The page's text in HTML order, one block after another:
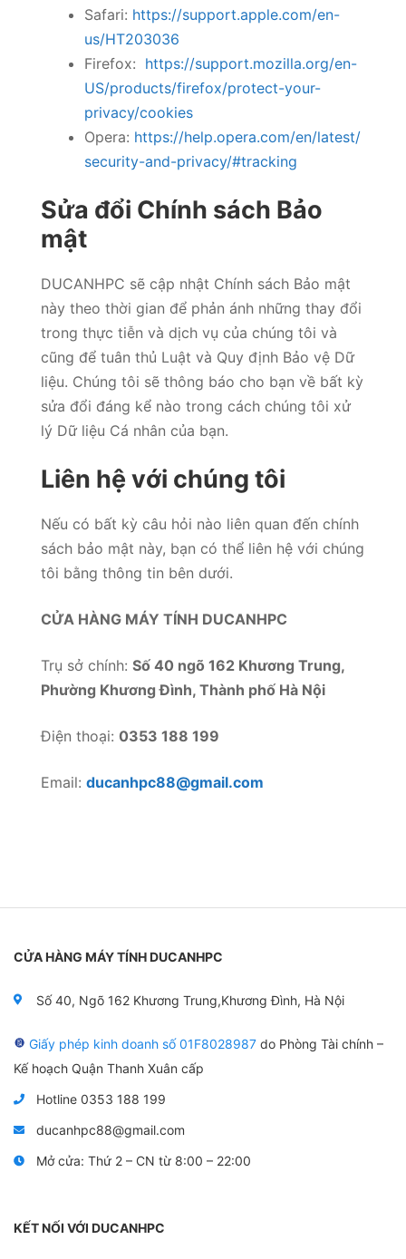
Safari: https://support.apple.com/en-
us/HT203036
Firefox: https://support.mozilla.org/en-
US/products/firefox/protect-your-
privacy/cookies
Opera: https://help.opera.com/en/latest/
security-and-privacy/#tracking
Sửa đổi Chính sách Bảo
mật
DUCANHPC sẽ cập nhật Chính sách Bảo mật
này theo thời gian để phản ánh những thay đổi
trong thực tiễn và dịch vụ của chúng tôi và
cũng để tuân thủ Luật và Quy định Bảo vệ Dữ
liệu. Chúng tôi sẽ thông báo cho bạn về bất kỳ
sửa đổi đáng kể nào trong cách chúng tôi xử
lý Dữ liệu Cá nhân của bạn.
Liên hệ với chúng tôi
Nếu có bất kỳ câu hỏi nào liên quan đến chính
sách bảo mật này, bạn có thể liên hệ với chúng
tôi bằng thông tin bên dưới.
CỬA HÀNG MÁY TÍNH DUCANHPC
Trụ sở chính: Số 40 ngõ 162 Khương Trung,
Phường Khương Đình, Thành phố Hà Nội
Điện thoại: 0353 188 199
Email: ducanhpc88@gmail.com
CỬA HÀNG MÁY TÍNH DUCANHPC
Số 40, Ngõ 162 Khương Trung,Khương Đình, Hà Nội
Giấy phép kinh doanh số 01F8028987 do Phòng Tài chính –
Kế hoạch Quận Thanh Xuân cấp
Hotline 0353 188 199
ducanhpc88@gmail.com
Mở cửa: Thứ 2 – CN từ 8:00 – 22:00
KẾT NỐI VỚI DUCANHPC